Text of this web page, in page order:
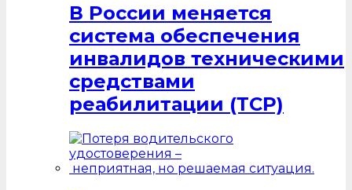
В России меняется
система обеспечения
инвалидов техническими
средствами
реабилитации (ТСР)